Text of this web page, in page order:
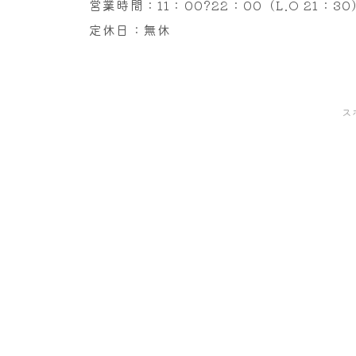
営業時間：11：00?22：00（L.O 21：30）
定休日：無休
ス